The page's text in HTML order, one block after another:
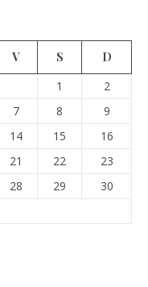
V S
D
1
2
7 8
9
14 15
16
21 22
23
28 29
30